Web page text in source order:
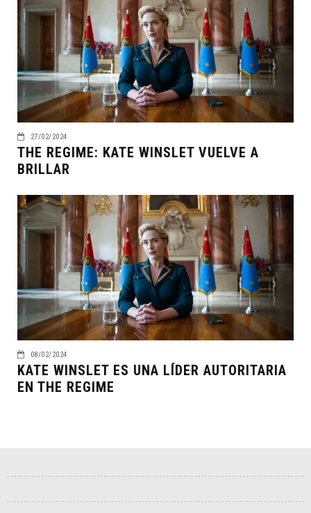
27/02/2024
THE REGIME: KATE WINSLET VUELVE A
BRILLAR
08/02/2024
KATE WINSLET ES UNA LÍDER AUTORITARIA
EN THE REGIME